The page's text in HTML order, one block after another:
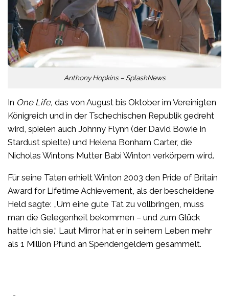
Anthony Hopkins – SplashNews
In One Life, das von August bis Oktober im Vereinigten
Königreich und in der Tschechischen Republik gedreht
wird, spielen auch Johnny Flynn (der David Bowie in
Stardust spielte) und Helena Bonham Carter, die
Nicholas Wintons Mutter Babi Winton verkörpern wird.
Für seine Taten erhielt Winton 2003 den Pride of Britain
Award for Lifetime Achievement, als der bescheidene
Held sagte: „Um eine gute Tat zu vollbringen, muss
man die Gelegenheit bekommen – und zum Glück
hatte ich sie.“ Laut Mirror hat er in seinem Leben mehr
als 1 Million Pfund an Spendengeldern gesammelt.